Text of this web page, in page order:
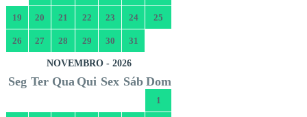
19 20 21 22 23 24 25
26 27 28 29 30 31
NOVEMBRO - 2026
Seg Ter Qua Qui Sex Sáb Dom
1